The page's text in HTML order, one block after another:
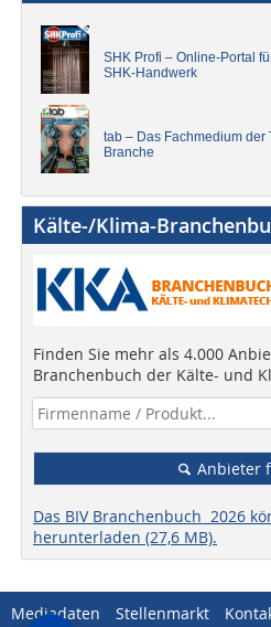
SHK Profi – Online-Portal
SHK-Handwerk
tab – Das Fachmedium der
Branche
Kälte-/Klima-
Finden Sie mehr als 4.000
Branchenbuch der Kälte- und
Anbieter
Das BIV Branchenbuch 2026
herunterladen (27,6 MB).
Mediadaten Stellenmarkt